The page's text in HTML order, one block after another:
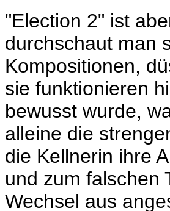
"Election 2" ist
durchschaut man
Kompositionen,
sie funktionieren
bewusst wurde,
alleine die
die Kellnerin ihre
und zum falschen
Wechsel aus